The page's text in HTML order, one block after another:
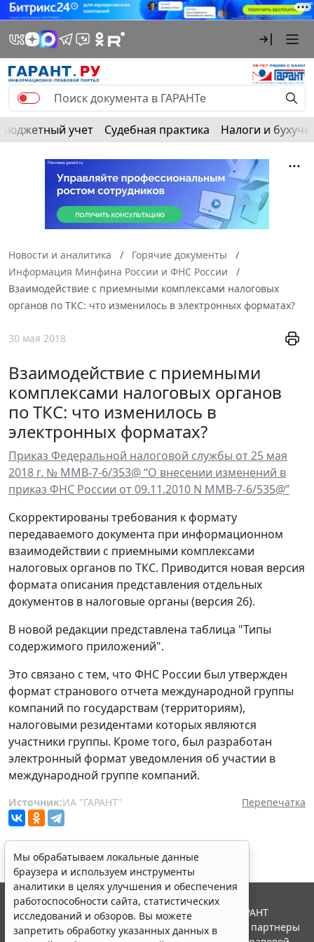
Бюджетный учет Судебная практика Налоги и
Новости и аналитика
Горячие документы
Информация Минфина России и ФНС России
Взаимодействие с приемными комплексами налоговых
органов по ТКС: что изменилось в электронных форматах?
30 мая 2018
Взаимодействие с приемными
комплексами налоговых органов
по ТКС: что изменилось в
электронных форматах?
Приказ Федеральной налоговой службы от 25 мая
2018 г. № ММВ-7-6/353@ “О внесении изменений в
приказ ФНС России от 09.11.2010 N ММВ-7-6/535@”
Скорректированы требования к формату
передаваемого документа при информационном
взаимодействии с приемными комплексами
налоговых органов по ТКС. Приводится новая версия
формата описания представления отдельных
документов в налоговые органы (версия 26).
В новой редакции представлена таблица "Типы
содержимого приложений".
Это связано с тем, что ФНС России был утвержден
формат странового отчета международной группы
компаний по государствам (территориям),
налоговыми резидентами которых являются
участники группы. Кроме того, был разработан
электронный формат уведомления об участии в
международной группе компаний.
Источник:ИА "ГАРАНТ" Перепечатка
Мы обрабатываем локальные данные
браузера и используем инструменты
аналитики в целях улучшения и обеспечения
работоспособности сайта, статистических
исследований и обзоров. Вы можете
запретить обработку указанных данных в
© ООО "НПП "ГАРАНТ-СЕРВИС", 2026. Система ГАРАНТ
выпускается с 1990 года. Компания "Гарант" и ее партнеры